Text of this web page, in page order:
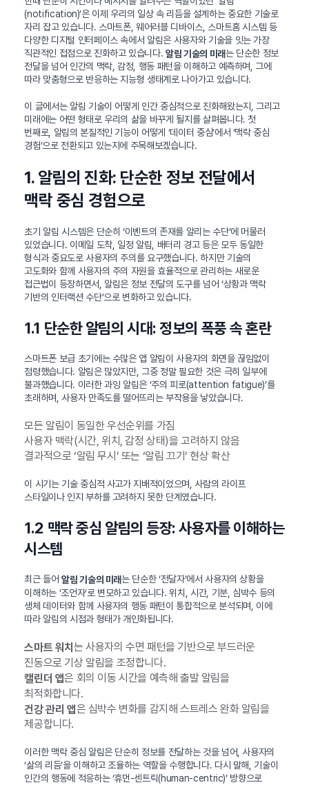
(notification)’은 이제 우리의 일상 속 리듬을 설계하는 중요한 기술로
자리 잡고 있습니다. 스마트폰, 웨어러블 디바이스, 스마트홈 시스템 등
다양한 디지털 인터페이스 속에서 알림은 사용자와 기술을 잇는 가장
직관적인 접점으로 진화하고 있습니다.알림 기술의 미래는 단순한 정보
전달을 넘어 인간의 맥락, 감정, 행동 패턴을 이해하고 예측하며, 그에
따라 맞춤형으로 반응하는 지능형 생태계로 나아가고 있습니다.
이 글에서는 알림 기술이 어떻게 인간 중심적으로 진화해왔는지, 그리고
미래에는 어떤 형태로 우리의 삶을 바꾸게 될지를 살펴봅니다. 첫
번째로, 알림의 본질적인 기능이 어떻게 ‘데이터 중심’에서 ‘맥락 중심
경험’으로 전환되고 있는지에 주목해보겠습니다.
1. 알림의 진화: 단순한 정보 전달에서
맥락 중심 경험으로
초기 알림 시스템은 단순히 ‘이벤트의 존재를 알리는 수단’에 머물러
있었습니다. 이메일 도착, 일정 알림, 배터리 경고 등은 모두 동일한
형식과 중요도로 사용자의 주의를 요구했습니다. 하지만 기술의
고도화와 함께 사용자의 주의 자원을 효율적으로 관리하는 새로운
접근법이 등장하면서, 알림은 정보 전달의 도구를 넘어 ‘상황과 맥락
기반의 인터랙션 수단’으로 변화하고 있습니다.
1.1 단순한 알림의 시대: 정보의 폭풍 속 혼란
스마트폰 보급 초기에는 수많은 앱 알림이 사용자의 화면을 끊임없이
점령했습니다. 알림은 많았지만, 그중 정말 필요한 것은 극히 일부에
불과했습니다. 이러한 과잉 알림은 ‘주의 피로(attention fatigue)’를
초래하며, 사용자 만족도를 떨어뜨리는 부작용을 낳았습니다.
모든 알림이 동일한 우선순위를 가짐
사용자 맥락(시간, 위치, 감정 상태)을 고려하지 않음
결과적으로 ‘알림 무시’ 또는 ‘알림 끄기’ 현상 확산
이 시기는 기술 중심적 사고가 지배적이었으며, 사람의 라이프
스타일이나 인지 부하를 고려하지 못한 단계였습니다.
1.2 맥락 중심 알림의 등장: 사용자를 이해하는
시스템
최근 들어알림 기술의 미래는 단순한 ‘전달자’에서 사용자의 상황을
이해하는 ‘조언자’로 변모하고 있습니다. 위치, 시간, 기분, 심박수 등의
생체 데이터와 함께 사용자의 행동 패턴이 통합적으로 분석되며, 이에
따라 알림의 시점과 형태가 개인화됩니다.
스마트 워치 는 사용자의 수면 패턴을 기반으로 부드러운
진동으로 기상 알림을 조정합니다.
캘린더 앱은 회의 이동 시간을 예측해 출발 알림을
최적화합니다.
건강 관리 앱은 심박수 변화를 감지해 스트레스 완화 알림을
제공합니다.
이러한 맥락 중심 알림은 단순히 정보를 전달하는 것을 넘어, 사용자의
‘삶의 리듬’을 이해하고 조율하는 역할을 수행합니다. 다시 말해, 기술이
인간의 행동에 적응하는 ‘휴먼-센트릭(human-centric)’ 방향으로